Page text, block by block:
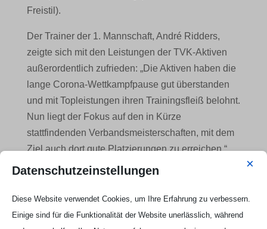
Freistil).
Der Trainer der 1. Mannschaft, André Ridders,
zeigte sich mit den Leistungen der TVK-Aktiven
außerordentlich zufrieden: „Die Aktiven haben die
lange Corona-Wettkampfpause gut überstanden
und mit Topleistungen ihren Trainingsfleiß belohnt.
Nun liegt der Fokus auf den in Kürze
stattfindenden Verbandsmeisterschaften, mit dem
Ziel auch dort gute Platzierungen zu erreichen.“
Datenschutzeinstellungen ×
Diese Website verwendet Cookies, um Ihre Erfahrung zu verbessern.
Einige sind für die Funktionalität der Website unerlässlich, während